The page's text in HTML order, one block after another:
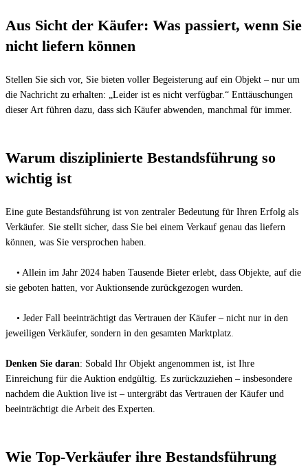
Aus Sicht der Käufer: Was passiert, wenn Sie
nicht liefern können
Stellen Sie sich vor, Sie bieten voller Begeisterung auf ein Objekt – nur um
die Nachricht zu erhalten: „Leider ist es nicht verfügbar.“ Enttäuschungen
Warum disziplinierte Bestandsführung so
wichtig ist
Eine gute Bestandsführung ist von zentraler Bedeutung für Ihren Erfolg als
Verkäufer. Sie stellt sicher, dass Sie bei einem Verkauf genau das liefern
• Allein im Jahr 2024 haben Tausende Bieter erlebt, dass Objekte, auf die
• Jeder Fall beeinträchtigt das Vertrauen der Käufer – nicht nur in den
Denken Sie daran: Sobald Ihr Objekt angenommen ist, ist Ihre
Einreichung für die Auktion endgültig. Es zurückzuziehen – insbesondere
nachdem die Auktion live ist – untergräbt das Vertrauen der Käufer und
Wie Top-Verkäufer ihre Bestandsführung